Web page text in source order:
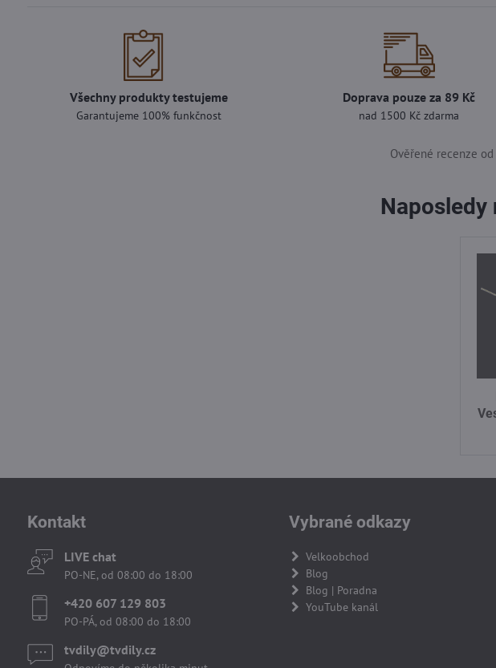
Všechny produkty testujeme
Garantujeme 100% funkčnost
Doprava pouze za 89 Kč
nad 1500 Kč zdarma
Ověřené recenze od
Kontakt
LIVE chat
PO-NE, od 08:00 do 18:00
+420 607 129 803
PO-PÁ, od 08:00 do 18:00
tvdily​@tvdily​.cz
Vybrané odkazy
Velkoobchod
Blog
Blog | Poradna
YouTube kanál